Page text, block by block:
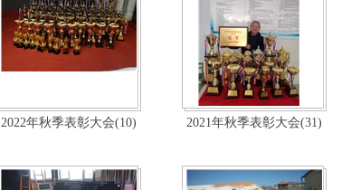
2022年秋季表彰大会(10) 2021年秋季表彰大会(31)